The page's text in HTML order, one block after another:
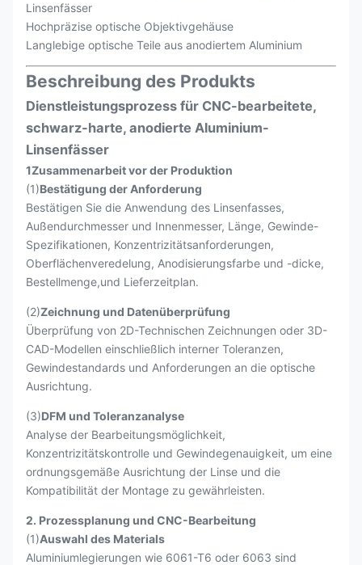
Linsenfässer
Hochpräzise optische Objektivgehäuse
Langlebige optische Teile aus anodiertem Aluminium
Beschreibung des Produkts
Dienstleistungsprozess für CNC-bearbeitete,
schwarz-harte, anodierte Aluminium-
Linsenfässer
1Zusammenarbeit vor der Produktion
(1)Bestätigung der Anforderung
Bestätigen Sie die Anwendung des Linsenfasses,
Außendurchmesser und Innenmesser, Länge, Gewinde-
Spezifikationen, Konzentrizitätsanforderungen,
Oberflächenveredelung, Anodisierungsfarbe und -dicke,
Bestellmenge,und Lieferzeitplan.
(2)Zeichnung und Datenüberprüfung
Überprüfung von 2D-Technischen Zeichnungen oder 3D-
CAD-Modellen einschließlich interner Toleranzen,
Gewindestandards und Anforderungen an die optische
Ausrichtung.
(3)DFM und Toleranzanalyse
Analyse der Bearbeitungsmöglichkeit,
Konzentrizitätskontrolle und Gewindegenauigkeit, um eine
ordnungsgemäße Ausrichtung der Linse und die
Kompatibilität der Montage zu gewährleisten.
2. Prozessplanung und CNC-Bearbeitung
(1)Auswahl des Materials
Aluminiumlegierungen wie 6061-T6 oder 6063 sind